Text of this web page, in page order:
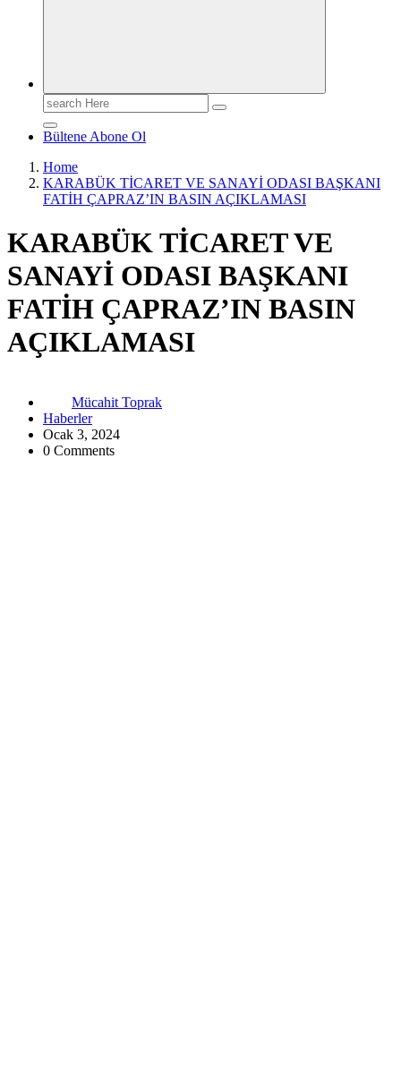
Search
for:
Bültene Abone Ol
Home
KARABÜK TİCARET VE SANAYİ ODASI BAŞKANI
FATİH ÇAPRAZ’IN BASIN AÇIKLAMASI
KARABÜK TİCARET VE
SANAYİ ODASI BAŞKANI
FATİH ÇAPRAZ’IN BASIN
AÇIKLAMASI
Mücahit Toprak
Haberler
Ocak 3, 2024
0 Comments